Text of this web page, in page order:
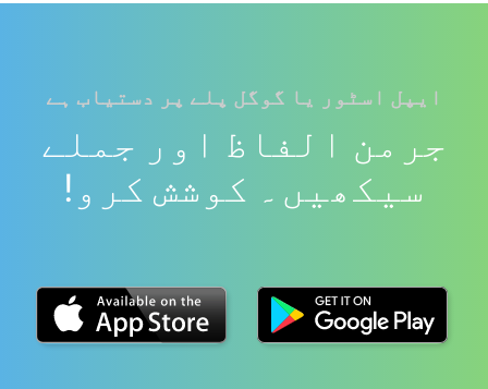
ایپل اسٹور یا گوگل پلے پر دستیاب ہے
جرمن الفاظ اور جملے
سیکھیں۔ کوشش کرو!